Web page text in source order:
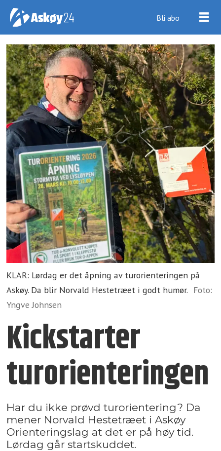
Bli abo
KLAR: Lørdag er det åpning av turorienteringen på
Askøy. Da blir Norvald Hestetræet i godt humør. Foto:
Yngve Johnsen
Kickstarter
turorienteringen
Har du ikke prøvd turorientering? Da
mener Norvald Hestetræet i Askøy
Orienteringslag at det er på høy tid.
Lørdag går startskuddet.